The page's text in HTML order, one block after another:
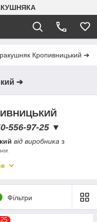
Кропивницький ➔
➔
556-97-25▼
від виробника з
Фільтри